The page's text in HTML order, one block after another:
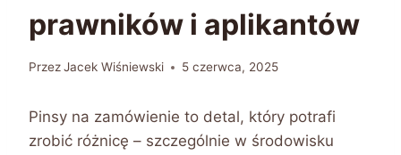
prawników i aplikantów
PrzezJacek Wiśniewski 5 czerwca, 2025
Pinsy na zamówienie to detal, który potrafi
zrobić różnicę – szczególnie w środowisku